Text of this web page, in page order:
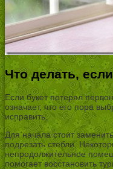
Что делать,
Если букет потерял
означает, что его пора
исправить.
Для начала стоит
подрезать стебли.
непродолжительное
помогает восстановить